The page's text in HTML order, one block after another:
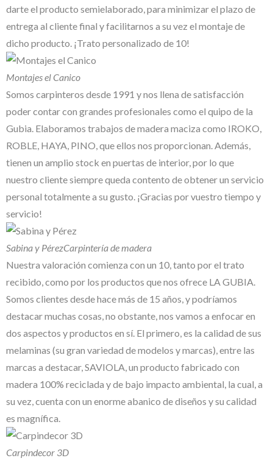
darte el producto semielaborado, para minimizar el plazo de
entrega al cliente final y facilitarnos a su vez el montaje de
dicho producto. ¡Trato personalizado de 10!
Montajes el Canico
Somos carpinteros desde 1991 y nos llena de satisfacción
poder contar con grandes profesionales como el quipo de la
Gubia. Elaboramos trabajos de madera maciza como IROKO,
ROBLE, HAYA, PINO, que ellos nos proporcionan. Además,
tienen un amplio stock en puertas de interior, por lo que
nuestro cliente siempre queda contento de obtener un servicio
personal totalmente a su gusto. ¡Gracias por vuestro tiempo y
servicio!
Sabina y PérezCarpintería de madera
Nuestra valoración comienza con un 10, tanto por el trato
recibido, como por los productos que nos ofrece LA GUBIA.
Somos clientes desde hace más de 15 años, y podríamos
destacar muchas cosas, no obstante, nos vamos a enfocar en
dos aspectos y productos en sí. El primero, es la calidad de sus
melaminas (su gran variedad de modelos y marcas), entre las
marcas a destacar, SAVIOLA, un producto fabricado con
madera 100% reciclada y de bajo impacto ambiental, la cual, a
su vez, cuenta con un enorme abanico de diseños y su calidad
es magnífica.
Carpindecor 3D